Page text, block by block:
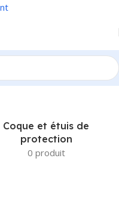
Coque et étuis de
protection
0 produit